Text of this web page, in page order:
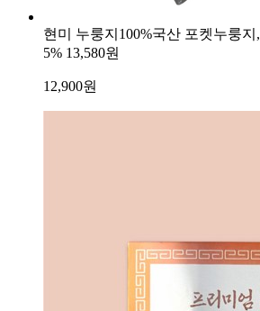
현미 누룽지100%국산 포켓누룽지,
5% 13,580원
12,900원